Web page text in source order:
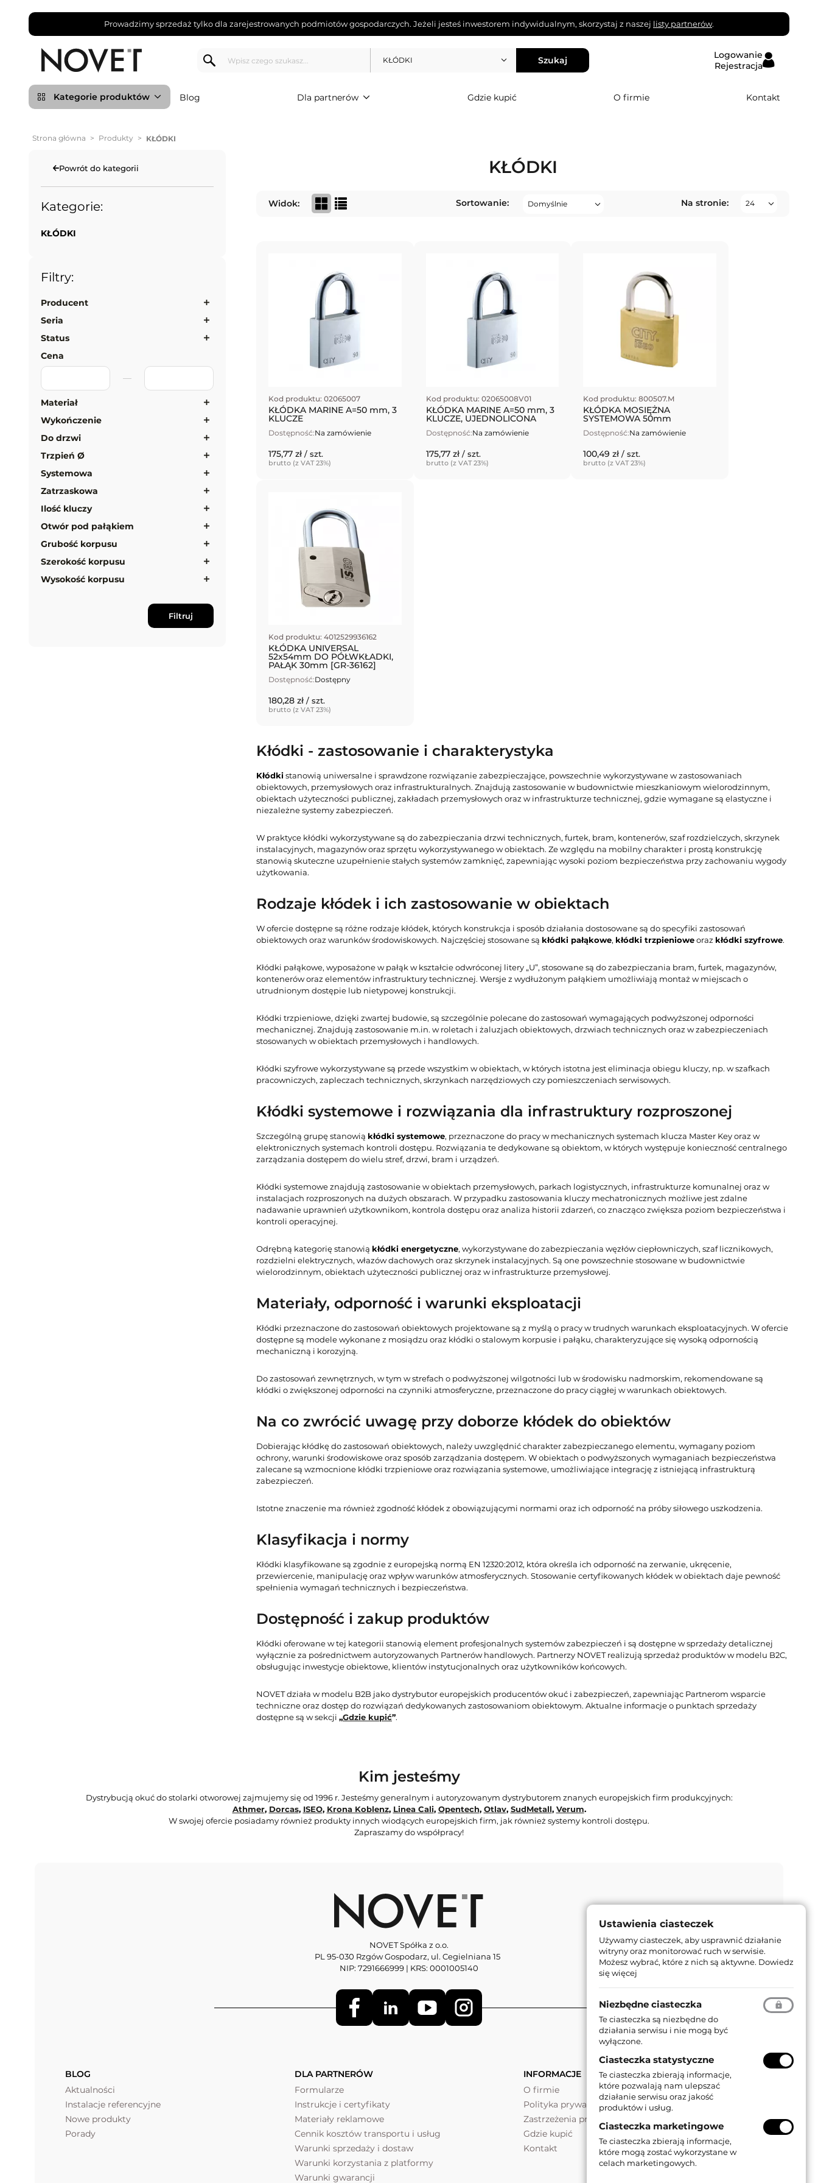
Prowadzimy sprzedaż tylko dla zarejestrowanych podmiotów gospodarczych. Jeżeli jesteś inwestorem indywidualnym, skorzystaj z naszej listy partnerów.
KŁÓDKI Szukaj
Logowanie
Rejestracja
Kategorie produktów Blog Dla partnerów Gdzie kupić O firmie Kontakt
Strona główna > Produkty > KŁÓDKI
Powrót do kategorii
Kategorie:
KŁÓDKI
Filtry:
Producent
Seria
Status
Cena
Materiał
Wykończenie
Do drzwi
Trzpień Ø
Systemowa
Zatrzaskowa
Ilość kluczy
Otwór pod pałąkiem
Grubość korpusu
Szerokość korpusu
Wysokość korpusu
Filtruj
KŁÓDKI
Widok: Sortowanie: Na stronie:
Kod produktu: 02065007
KŁÓDKA MARINE A=50 mm, 3
KLUCZE
Dostępność:Na zamówienie
175,77 zł / szt.
brutto (z VAT 23%)
Kod produktu: 02065008V01
KŁÓDKA MARINE A=50 mm, 3
KLUCZE, UJEDNOLICONA
Dostępność:Na zamówienie
175,77 zł / szt.
brutto (z VAT 23%)
Kod produktu: 800507.M
KŁÓDKA MOSIĘŻNA
SYSTEMOWA 50mm
Dostępność:Na zamówienie
100,49 zł/ szt.
brutto (z VAT 23%)
Kod produktu: 4012529936162
KŁÓDKA UNIVERSAL
52x54mm DO PÓŁWKŁADKI,
PAŁĄK 30mm [GR-36162]
Dostępność:Dostępny
180,28 zł / szt.
brutto (z VAT 23%)
Kłódki - zastosowanie i charakterystyka
Kłódkistanowią uniwersalne i sprawdzone rozwiązanie zabezpieczające, powszechnie wykorzystywane w zastosowaniach
obiektowych, przemysłowych oraz infrastrukturalnych. Znajdują zastosowanie w budownictwie mieszkaniowym wielorodzinnym,
obiektach użyteczności publicznej, zakładach przemysłowych oraz w infrastrukturze technicznej, gdzie wymagane są elastyczne i
niezależne systemy zabezpieczeń.
W praktyce kłódki wykorzystywane są do zabezpieczania drzwi technicznych, furtek, bram, kontenerów, szaf rozdzielczych, skrzynek
instalacyjnych, magazynów oraz sprzętu wykorzystywanego w obiektach. Ze względu na mobilny charakter i prostą konstrukcję
stanowią skuteczne uzupełnienie stałych systemów zamknięć, zapewniając wysoki poziom bezpieczeństwa przy zachowaniu wygody
użytkowania.
Rodzaje kłódek i ich zastosowanie w obiektach
W ofercie dostępne są różne rodzaje kłódek, których konstrukcja i sposób działania dostosowane są do specyfiki zastosowań
obiektowych oraz warunków środowiskowych. Najczęściej stosowane są kłódki pałąkowe, kłódki trzpienioweoraz kłódki szyfrowe.
Kłódki pałąkowe, wyposażone w pałąk w kształcie odwróconej litery „U”, stosowane są do zabezpieczania bram, furtek, magazynów,
kontenerów oraz elementów infrastruktury technicznej. Wersje z wydłużonym pałąkiem umożliwiają montaż w miejscach o
utrudnionym dostępie lub nietypowej konstrukcji.
Kłódki trzpieniowe, dzięki zwartej budowie, są szczególnie polecane do zastosowań wymagających podwyższonej odporności
mechanicznej. Znajdują zastosowanie m.in. w roletach i żaluzjach obiektowych, drzwiach technicznych oraz w zabezpieczeniach
stosowanych w obiektach przemysłowych i handlowych.
Kłódki szyfrowe wykorzystywane są przede wszystkim w obiektach, w których istotna jest eliminacja obiegu kluczy, np. w szafkach
pracowniczych, zapleczach technicznych, skrzynkach narzędziowych czy pomieszczeniach serwisowych.
Kłódki systemowe i rozwiązania dla infrastruktury rozproszonej
Szczególną grupę stanowią kłódki systemowe, przeznaczone do pracy w mechanicznych systemach klucza Master Key oraz w
elektronicznych systemach kontroli dostępu. Rozwiązania te dedykowane są obiektom, w których występuje konieczność centralnego
zarządzania dostępem do wielu stref, drzwi, bram i urządzeń.
Kłódki systemowe znajdują zastosowanie w obiektach przemysłowych, parkach logistycznych, infrastrukturze komunalnej oraz w
instalacjach rozproszonych na dużych obszarach. W przypadku zastosowania kluczy mechatronicznych możliwe jest zdalne
nadawanie uprawnień użytkownikom, kontrola dostępu oraz analiza historii zdarzeń, co znacząco zwiększa poziom bezpieczeństwa i
kontroli operacyjnej.
Odrębną kategorię stanowią kłódki energetyczne, wykorzystywane do zabezpieczania węzłów ciepłowniczych, szaf licznikowych,
rozdzielni elektrycznych, włazów dachowych oraz skrzynek instalacyjnych. Są one powszechnie stosowane w budownictwie
wielorodzinnym, obiektach użyteczności publicznej oraz w infrastrukturze przemysłowej.
Materiały, odporność i warunki eksploatacji
Kłódki przeznaczone do zastosowań obiektowych projektowane są z myślą o pracy w trudnych warunkach eksploatacyjnych. W ofercie
dostępne są modele wykonane z mosiądzu oraz kłódki o stalowym korpusie i pałąku, charakteryzujące się wysoką odpornością
mechaniczną i korozyjną.
Do zastosowań zewnętrznych, w tym w strefach o podwyższonej wilgotności lub w środowisku nadmorskim, rekomendowane są
kłódki o zwiększonej odporności na czynniki atmosferyczne, przeznaczone do pracy ciągłej w warunkach obiektowych.
Na co zwrócić uwagę przy doborze kłódek do obiektów
Dobierając kłódkę do zastosowań obiektowych, należy uwzględnić charakter zabezpieczanego elementu, wymagany poziom
ochrony, warunki środowiskowe oraz sposób zarządzania dostępem. W obiektach o podwyższonych wymaganiach bezpieczeństwa
zalecane są wzmocnione kłódki trzpieniowe oraz rozwiązania systemowe, umożliwiające integrację z istniejącą infrastrukturą
zabezpieczeń.
Istotne znaczenie ma również zgodność kłódek z obowiązującymi normami oraz ich odporność na próby siłowego uszkodzenia.
Klasyfikacja i normy
Kłódki klasyfikowane są zgodnie z europejską normą EN 12320:2012, która określa ich odporność na zerwanie, ukręcenie,
przewiercenie, manipulację oraz wpływ warunków atmosferycznych. Stosowanie certyfikowanych kłódek w obiektach daje pewność
spełnienia wymagań technicznych i bezpieczeństwa.
Dostępność i zakup produktów
Kłódki oferowane w tej kategorii stanowią element profesjonalnych systemów zabezpieczeń i są dostępne w sprzedaży detalicznej
wyłącznie za pośrednictwem autoryzowanych Partnerów handlowych. Partnerzy NOVET realizują sprzedaż produktów w modelu B2C,
obsługując inwestycje obiektowe, klientów instytucjonalnych oraz użytkowników końcowych.
NOVET działa w modelu B2B jako dystrybutor europejskich producentów okuć i zabezpieczeń, zapewniając Partnerom wsparcie
techniczne oraz dostęp do rozwiązań dedykowanych zastosowaniom obiektowym. Aktualne informacje o punktach sprzedaży
dostępne są w sekcji „Gdzie kupić”.
Kim jesteśmy
Dystrybucją okuć do stolarki otworowej zajmujemy się od 1996 r. Jesteśmy generalnym i autoryzowanym dystrybutorem znanych europejskich firm produkcyjnych:
Athmer, Dorcas, ISEO, Krona Koblenz, Linea Cali, Opentech, Otlav, SudMetall, Verum.
W swojej ofercie posiadamy również produkty innych wiodących europejskich firm, jak również systemy kontroli dostępu.
Zapraszamy do współpracy!
NOVET Spółka z o.o.
PL 95-030 Rzgów Gospodarz, ul. Cegielniana 15
NIP: 7291666999 | KRS: 0001005140
BLOG
Aktualności
Instalacje referencyjne
Nowe produkty
Porady
DLA PARTNERÓW
Formularze
Instrukcje i certyfikaty
Materiały reklamowe
Cennik kosztów transportu i usług
Warunki sprzedaży i dostaw
Warunki korzystania z platformy
Warunki gwarancji
INFORMACJE
O firmie
Polityka prywatności
Zastrzeżenia prawne
Gdzie kupić
Kontakt
Ustawienia ciasteczek
Używamy ciasteczek, aby usprawnić działanie
witryny oraz monitorować ruch w serwisie.
Możesz wybrać, które z nich są aktywne. Dowiedz
się więcej
Niezbędne ciasteczka
Te ciasteczka są niezbędne do
działania serwisu i nie mogą być
wyłączone.
Ciasteczka statystyczne
Te ciasteczka zbierają informacje,
które pozwalają nam ulepszać
działanie serwisu oraz jakość
produktów i usług.
Ciasteczka marketingowe
Te ciasteczka zbierają informacje,
które mogą zostać wykorzystane w
celach marketingowych.